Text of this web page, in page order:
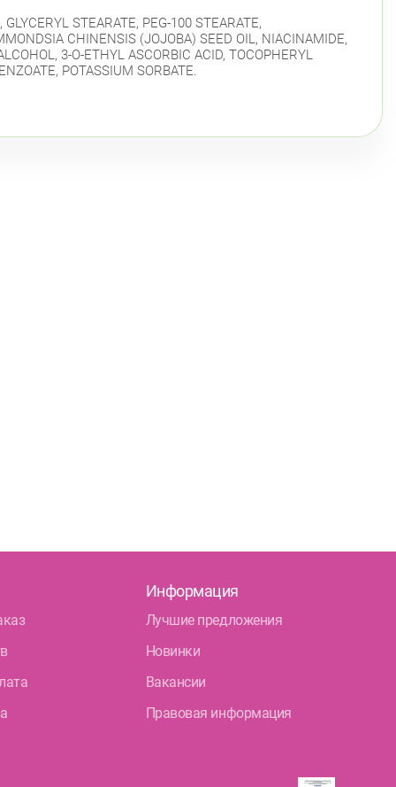
STEARATE, PEG-100 STEARATE,
CHINЕNSIS (JOJOBA) SEED OIL, NIACINAMIDE,
3-O-ETHYL ASCORBIC ACID, TOCOPHERYL
POTASSIUM SORBATE.
Информация
Лучшие предложения
Новинки
Вакансии
Правовая информация